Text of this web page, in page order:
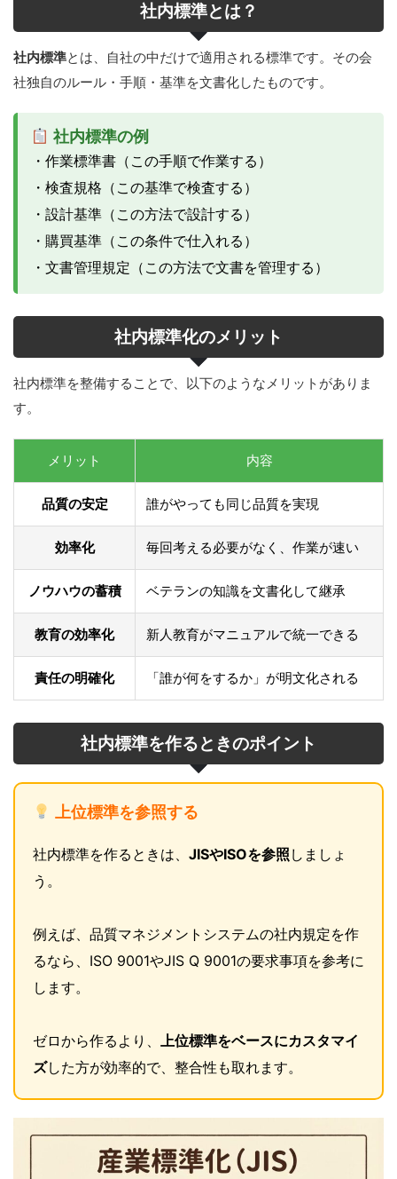
社内標準とは？
社内標準とは、自社の中だけで適用される標準です。その会
社独自のルール・手順・基準を文書化したものです。
社内標準の例
・作業標準書（この手順で作業する）
・検査規格（この基準で検査する）
・設計基準（この方法で設計する）
・購買基準（この条件で仕入れる）
・文書管理規定（この方法で文書を管理する）
社内標準化のメリット
社内標準を整備することで、以下のようなメリットがありま
す。
メリット 内容
品質の安定 誰がやっても同じ品質を実現
効率化 毎回考える必要がなく、作業が速い
ノウハウの蓄積 ベテランの知識を文書化して継承
教育の効率化 新人教育がマニュアルで統一できる
責任の明確化 「誰が何をするか」が明文化される
社内標準を作るときのポイント
上位標準を参照する
社内標準を作るときは、 JISやISOを参照 しましょ
う。
例えば、品質マネジメントシステムの社内規定を作
るなら、ISO 9001やJIS Q 9001の要求事項を参考に
します。
ゼロから作るより、 上位標準をベースにカスタマイ
ズした方が効率的で、整合性も取れます。